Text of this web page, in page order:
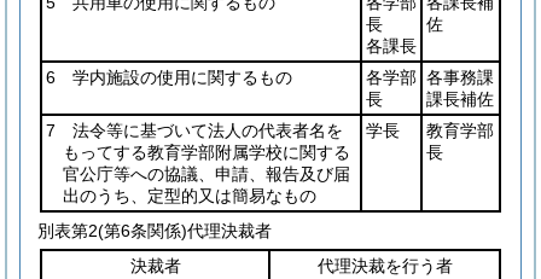
長
各課長
佐
6 学内施設の使用に関するもの
各学部
長
各事務課
課長補佐
7 法令等に基づいて法人の代表者名を
もってする教育学部附属学校に関する
官公庁等への協議、申請、報告及び届
出のうち、定型的又は簡易なもの
学長
教育学部
長
別表第2(第6条関係)代理決裁者
決裁者
代理決裁を行う者